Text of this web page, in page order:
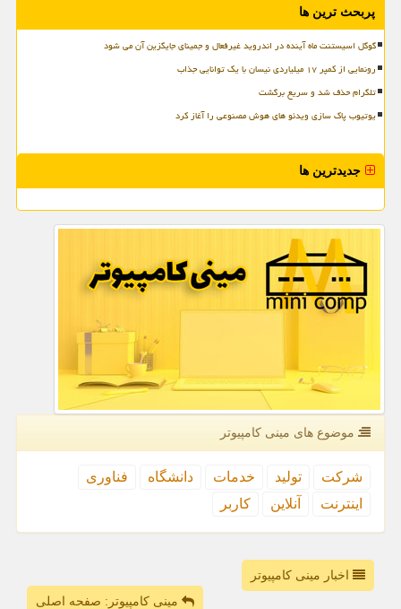
پربحث ترین ها
گوگل اسیستنت ماه آینده در اندروید غیرفعال و جمینای جایگزین آن می شود
رونمایی از کمپر ۱۷ میلیاردی نیسان با یک توانایی جذاب
تلگرام حذف شد و سریع برگشت
یوتیوب پاک سازی ویدئو های هوش مصنوعی را آغاز کرد
جدیدترین ها
موضوع های مینی كامپیوتر
شركت تولید خدمات دانشگاه
فناوری
اینترنت
آنلاین كاربر
اخبار مینی کامپیوتر
مینی کامپیوتر: صفحه اصلی